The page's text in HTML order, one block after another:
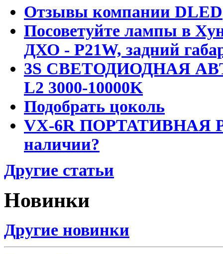
Отзывы компании DLED
Посоветуйте лампы в
ДХО - P21W, задний
3S СВЕТОДИОДНАЯ
L2 3000-10000K
Подобрать цоколь
VX-6R ПОРТАТИВНАЯ
наличии?
Другие статьи
Новинки
Другие новинки